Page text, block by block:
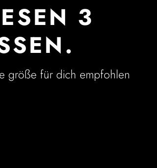
3
größe für dich empfohlen